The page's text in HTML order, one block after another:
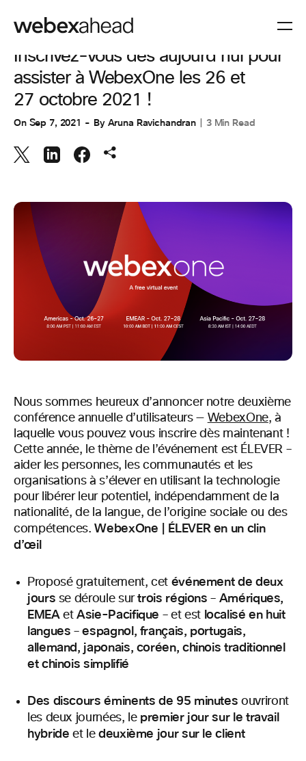
COLLABORATION, UNCATEGORIZED @FR
Inscrivez-vous dès aujourd’hui pour
assister à WebexOne les 26 et
27 octobre 2021 !
On Sep 7, 2021 By Aruna Ravichandran 3 Min Read
Nous sommes heureux d’annoncer notre deuxième
conférence annuelle d’utilisateurs — WebexOne, à
laquelle vous pouvez vous inscrire dès maintenant !
Cette année, le thème de l’événement est ÉLEVER –
aider les personnes, les communautés et les
organisations à s’élever en utilisant la technologie
pour libérer leur potentiel, indépendamment de la
nationalité, de la langue, de l’origine sociale ou des
compétences.WebexOne | ÉLEVER en un clin
d’œil
Proposé gratuitement, cet événement de deux
jours se déroule surtrois régions – Amériques,
EMEAetAsie-Pacifique – et est localisé en huit
langues –espagnol, français, portugais,
allemand, japonais, coréen, chinois traditionnel
et chinois simplifié
Des discours éminents de 95 minutes ouvriront
les deux journées, le premier jour sur le travail
hybride et le deuxième jour sur le client